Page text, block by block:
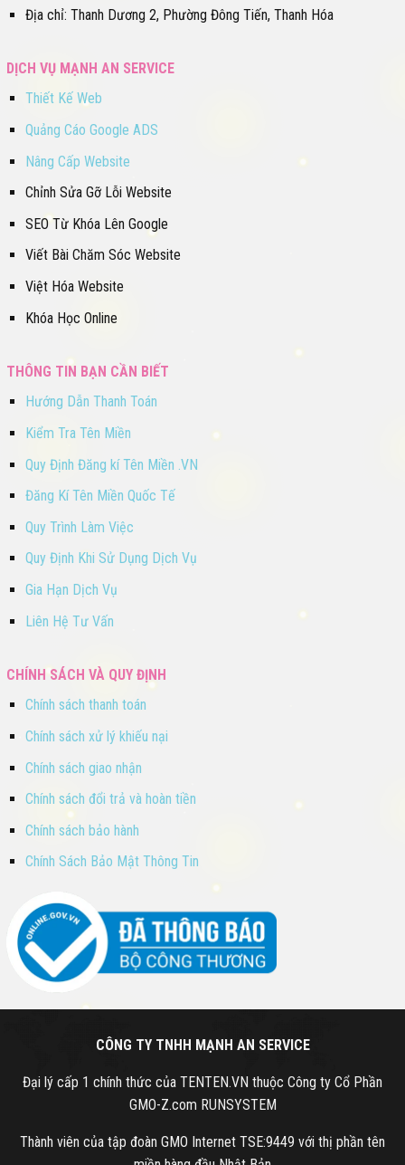
Địa chỉ: Thanh Dương 2, Phường Đông Tiến, Thanh Hóa
DỊCH VỤ MẠNH AN SERVICE
Thiết Kế Web
Quảng Cáo Google ADS
Nâng Cấp Website
Chỉnh Sửa Gỡ Lỗi Website
SEO Từ Khóa Lên Google
Viết Bài Chăm Sóc Website
Việt Hóa Website
Khóa Học Online
THÔNG TIN BẠN CẦN BIẾT
Hướng Dẫn Thanh Toán
Kiểm Tra Tên Miền
Quy Định Đăng kí Tên Miền .VN
Đăng Kí Tên Miền Quốc Tế
Quy Trình Làm Việc
Quy Định Khi Sử Dụng Dịch Vụ
Gia Hạn Dịch Vụ
Liên Hệ Tư Vấn
CHÍNH SÁCH VÀ QUY ĐỊNH
Chính sách thanh toán
Chính sách xử lý khiếu nại
Chính sách giao nhận
Chính sách đổi trả và hoàn tiền
Chính sách bảo hành
Chính Sách Bảo Mật Thông Tin
CÔNG TY TNHH MẠNH AN SERVICE
Đại lý cấp 1 chính thức của TENTEN.VN thuộc Công ty Cổ Phần
GMO-Z.com RUNSYSTEM
Thành viên của tập đoàn GMO Internet TSE:9449 với thị phần tên